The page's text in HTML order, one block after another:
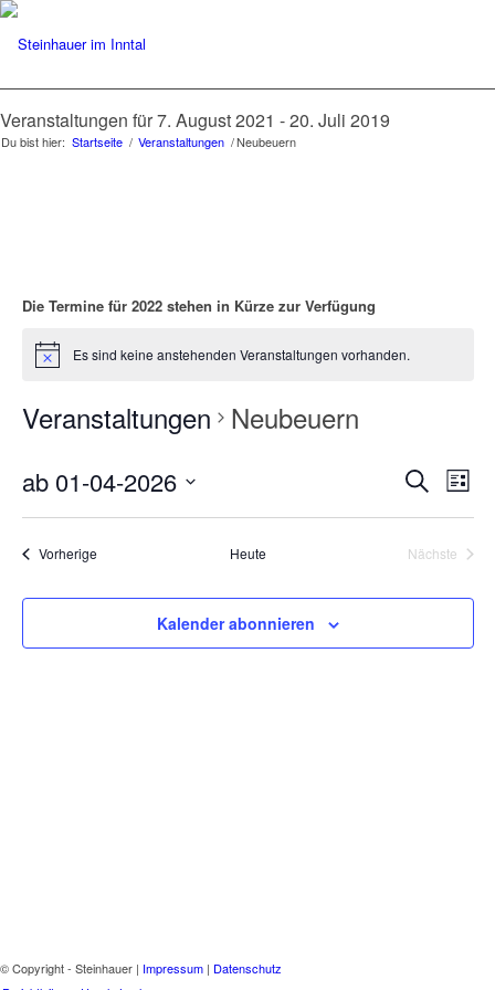
Veranstaltungen für 7. August 2021 - 20. Juli 2019
Du bist hier: Startseite / Veranstaltungen /Neubeuern
Die Termine für 2022 stehen in Kürze zur Verfügung
Es sind keine anstehenden Veranstaltungen vorhanden.
Veranstaltungen Neubeuern
Suche
und
Suche
List
ab 01-04-2026
VorherigeVeranstaltungen Heute
Nächste
Kalender abonnieren
© Copyright - Steinhauer | Impressum | Datenschutz